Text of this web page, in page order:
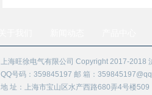
上海旺徐电气有限公司 Copyright 2017-2018
QQ号码：359845197 邮 箱：
地 址：上海市宝山区水产西路680弄4号楼509